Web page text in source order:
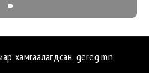
хамгаалагдсан. gereg.mn